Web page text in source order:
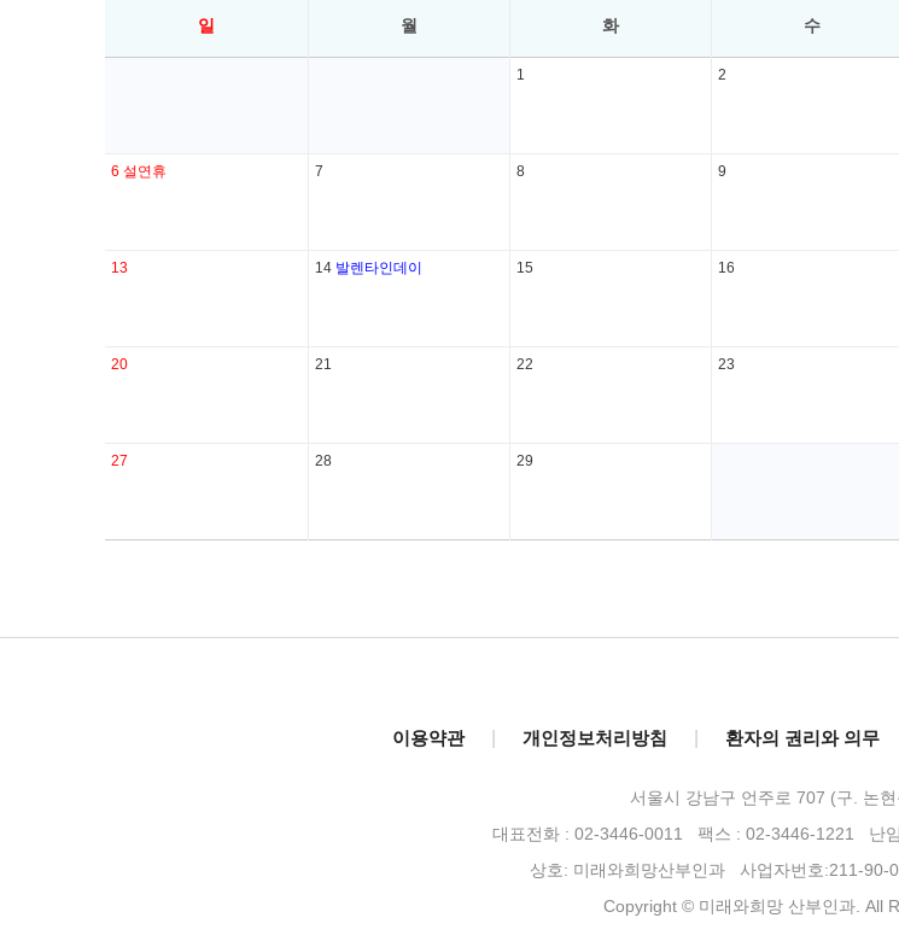
일 월 화 수
1 2
6 설연휴 7 8 9
13 14 발렌타인데이 15 16
20 21 22 23
27 28 29
이용약관 개인정보처리방침 환자의 권리와 의무
서울시 강남구 언주로 707 (구. 논
대표전화 : 02-3446-0011 팩스 : 02-3446-1221 난
상호: 미래와희망산부인과 사업자번호:211-90-
Copyright © 미래와희망 산부인과. All